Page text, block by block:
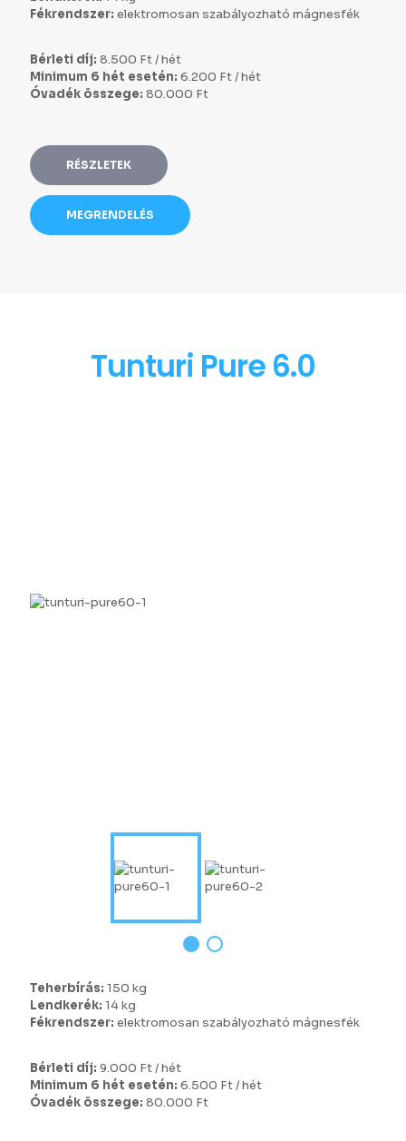
Fékrendszer: elektromosan szabályozható mágnesfék
Bérleti díj: 8.500 Ft / hét
Minimum 6 hét esetén: 6.200 Ft / hét
Óvadék összege: 80.000 Ft
RÉSZLETEK
MEGRENDELÉS
Tunturi Pure 6.0
Teherbírás: 150 kg
Lendkerék: 14 kg
Fékrendszer: elektromosan szabályozható mágnesfék
Bérleti díj: 9.000 Ft / hét
Minimum 6 hét esetén: 6.500 Ft / hét
Óvadék összege: 80.000 Ft